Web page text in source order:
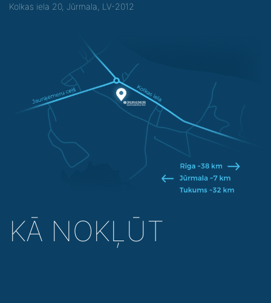
Kolkas iela 20, Jūrmala, LV-2012
KĀ NOKĻŪT